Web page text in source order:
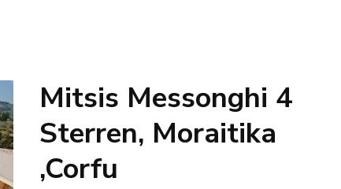
Mitsis Messonghi 4
Sterren, Moraitika
,Corfu